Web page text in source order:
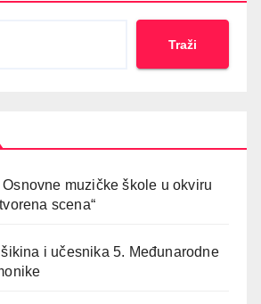
Traži
muzičke škole u okviru
scena“
i učesnika 5. Međunarodne